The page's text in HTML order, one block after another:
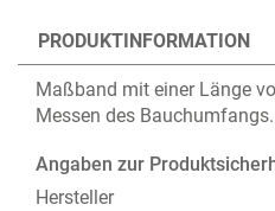
PRODUKTINFORMATION
Maßband mit einer Länge
Messen des Bauchumfangs.
Angaben zur
Hersteller